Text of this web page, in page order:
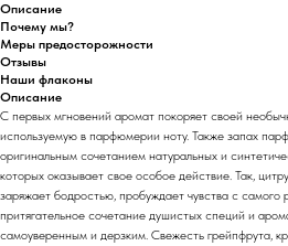
Описание
Почему мы?
Меры предосторожности
Отзывы
Наши флаконы
Описание
С первых мгновений аромат покоряет своей
используемую в парфюмерии ноту. Также запах
оригинальным сочетанием натуральных и
которых оказывает свое особое действие. Так,
заряжает бодростью, пробуждает чувства с самого
притягательное сочетание душистых специй и
самоуверенным и дерзким. Свежесть грейпфрута,